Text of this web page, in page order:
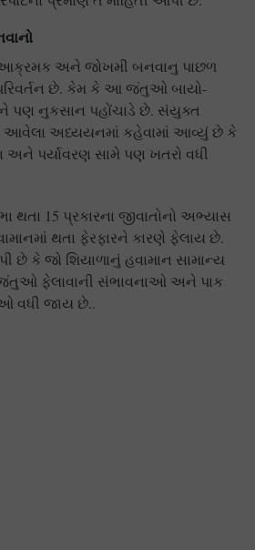
અને જોખમી બનવાનુ પાછળ
છે. કેમ કે આ જંતુઓ બાયો-
પણ નુકસાન પહોંચાડે છે. સંયુક્ત
આવેલા અધ્યયનમાં કહેવામાં આવ્યું છે કે
અને પર્યાવરણ સામે પણ ખતરો વધી
થતા 15 પ્રકારના જીવાતોનો અભ્યાસ
થતા ફેરફારને કારણે ફેલાય છે.
છે કે જો શિયાળાનું હવામાન સામાન્ય
જંતુઓ ફેલાવાની સંભાવનાઓ અને પાક
વધી જાય છે..